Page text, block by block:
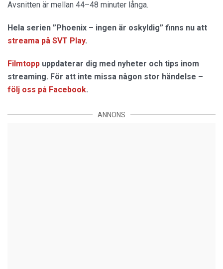
Avsnitten är mellan 44–48 minuter långa.
Hela serien ”Phoenix – ingen är oskyldig” finns nu att
streama på SVT Play.
Filmtopp uppdaterar dig med nyheter och tips inom
streaming. För att inte missa någon stor händelse –
följ oss på Facebook.
ANNONS